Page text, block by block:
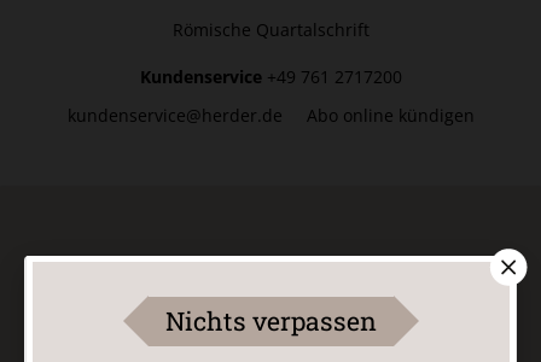
Römische Quartalschrift
Kundenservice +49 761 2717200
kundenservice@herder.de
Abo online kündigen
Anzeiger für die Seelsorge-
Newsletter
Nichts verpassen